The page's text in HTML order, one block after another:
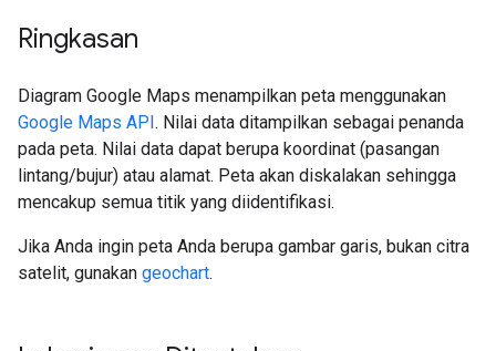
Ringkasan
Diagram Google Maps menampilkan peta menggunakan
Google Maps API. Nilai data ditampilkan sebagai penanda
pada peta. Nilai data dapat berupa koordinat (pasangan
lintang/bujur) atau alamat. Peta akan diskalakan sehingga
mencakup semua titik yang diidentifikasi.
Jika Anda ingin peta Anda berupa gambar garis, bukan citra
satelit, gunakan geochart.